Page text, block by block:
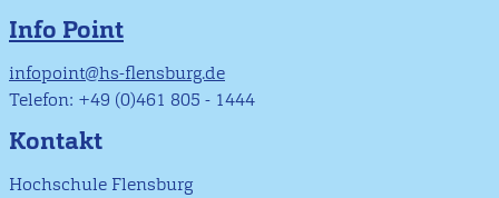
Info Point
infopoint@hs-flensburg.de
Telefon: +49 (0)461 805 - 1444
Kontakt
Hochschule Flensburg